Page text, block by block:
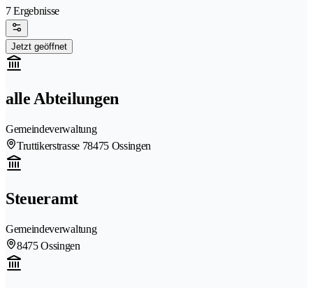
7 Ergebnisse
Jetzt geöffnet
alle Abteilungen
Gemeindeverwaltung
Truttikerstrasse 78475 Ossingen
Steueramt
Gemeindeverwaltung
8475 Ossingen